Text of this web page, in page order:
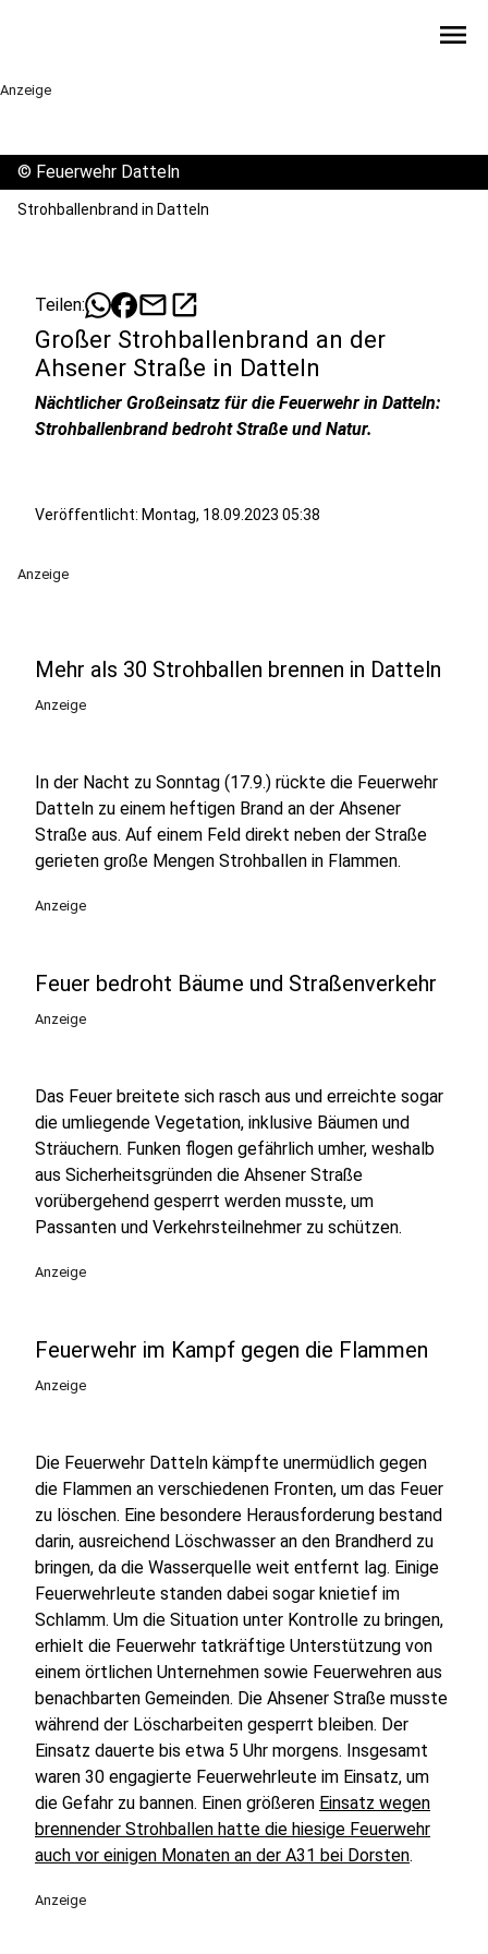
menu
Anzeige
© Feuerwehr Datteln
Strohballenbrand in Datteln
Teilen: mailopen_in_new
Großer Strohballenbrand an der
Ahsener Straße in Datteln
Nächtlicher Großeinsatz für die Feuerwehr in Datteln:
Strohballenbrand bedroht Straße und Natur.
Veröffentlicht: Montag, 18.09.2023 05:38
Anzeige
Mehr als 30 Strohballen brennen in Datteln
Anzeige
In der Nacht zu Sonntag (17.9.) rückte die Feuerwehr
Datteln zu einem heftigen Brand an der Ahsener
Straße aus. Auf einem Feld direkt neben der Straße
gerieten große Mengen Strohballen in Flammen.
Anzeige
Feuer bedroht Bäume und Straßenverkehr
Anzeige
Das Feuer breitete sich rasch aus und erreichte sogar
die umliegende Vegetation, inklusive Bäumen und
Sträuchern. Funken flogen gefährlich umher, weshalb
aus Sicherheitsgründen die Ahsener Straße
vorübergehend gesperrt werden musste, um
Passanten und Verkehrsteilnehmer zu schützen.
Anzeige
Feuerwehr im Kampf gegen die Flammen
Anzeige
Die Feuerwehr Datteln kämpfte unermüdlich gegen
die Flammen an verschiedenen Fronten, um das Feuer
zu löschen. Eine besondere Herausforderung bestand
darin, ausreichend Löschwasser an den Brandherd zu
bringen, da die Wasserquelle weit entfernt lag. Einige
Feuerwehrleute standen dabei sogar knietief im
Schlamm. Um die Situation unter Kontrolle zu bringen,
erhielt die Feuerwehr tatkräftige Unterstützung von
einem örtlichen Unternehmen sowie Feuerwehren aus
benachbarten Gemeinden. Die Ahsener Straße musste
während der Löscharbeiten gesperrt bleiben. Der
Einsatz dauerte bis etwa 5 Uhr morgens. Insgesamt
waren 30 engagierte Feuerwehrleute im Einsatz, um
die Gefahr zu bannen. Einen größeren Einsatz wegen
brennender Strohballen hatte die hiesige Feuerwehr
auch vor einigen Monaten an der A31 bei Dorsten.
Anzeige